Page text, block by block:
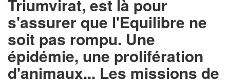
Triumvirat, est là pour
s'assurer que l'Equilibre ne
soit pas rompu. Une
épidémie, une prolifération
d'animaux... Les missions de